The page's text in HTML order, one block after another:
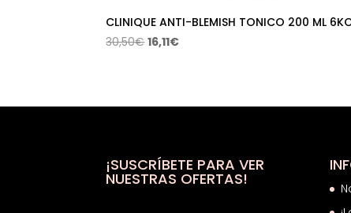
CLINIQUE ANTI-BLEMISH TONICO 200 ML
30,50€El
16,11€El
¡SUSCRÍBETE PARA VER
NUESTRAS OFERTAS!